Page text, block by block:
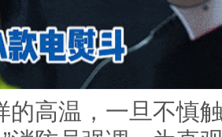
的高温，一旦不慎